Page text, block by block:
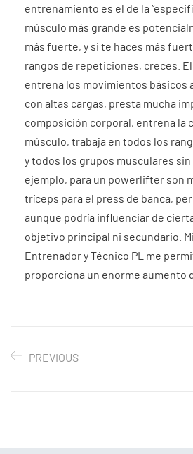
entrenamiento es el de la
músculo más grande es
más fuerte, y si te haces más
rangos de repeticiones, creces.
entrena los movimientos básicos
con altas cargas, presta mucha
composición corporal, entrena la
músculo, trabaja en todos los
y todos los grupos musculares
ejemplo, para un powerlifter son
tríceps para el press de banca,
aunque podría influenciar de
objetivo principal ni secundario.
Entrenador y Técnico PL me
proporciona un enorme aumento
PREVIOUS